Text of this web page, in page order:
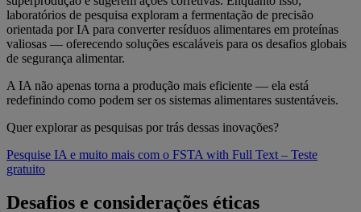
laboratórios de pesquisa exploram a fermentação de precisão
orientada por IA para converter resíduos alimentares em proteínas
valiosas — oferecendo soluções escaláveis para os desafios globais
de segurança alimentar.
A IA não apenas torna a produção mais eficiente — ela está
redefinindo como podem ser os sistemas alimentares sustentáveis.
Quer explorar as pesquisas por trás dessas inovações?
Pesquise IA e muito mais com o FSTA with Full Text – Teste
gratuito
Desafios e considerações éticas